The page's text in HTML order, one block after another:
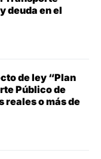
deuda en el
de ley “Plan
Público de
reales o más de